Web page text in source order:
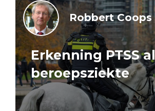
Robbert Coops
Erkenning PTSS
beroepsziekte